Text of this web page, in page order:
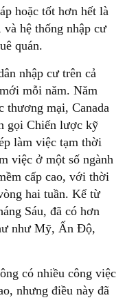
hoặc tốt hơn hết là
hệ thống nhập cư
quán.
nhập cư trên cả
mỗi năm. Năm
thương mại, Canada
gọi Chiến lược kỹ
làm việc tạm thời
việc ở một số ngành
cấp cao, với thời
hai tuần. Kể từ
Sáu, đã có hơn
như Mỹ, Ấn Độ,
có nhiều công việc
nhưng điều này đã